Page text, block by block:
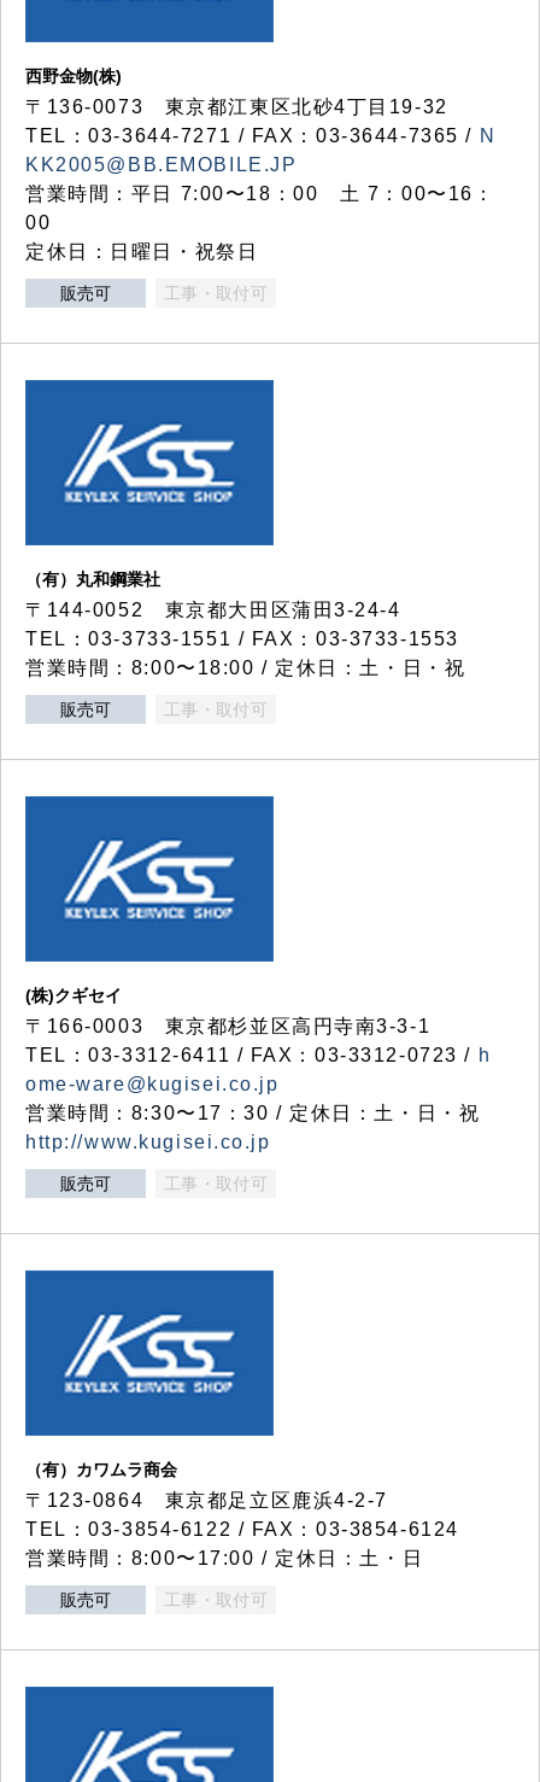
西野金物(株)
〒136-0073 東京都江東区北砂4丁目19-32
TEL：03‐3644‐7271 / FAX：03-3644-7365 / N
KK2005@BB.EMOBILE.JP
営業時間：平日 7:00〜18：00 土 7：00〜16：
00
定休日：日曜日・祝祭日
販売可 工事・取付可
（有）丸和鋼業社
〒144-0052 東京都大田区蒲田3-24-4
TEL：03-3733-1551 / FAX：03-3733-1553
営業時間：8:00〜18:00 / 定休日：土・日・祝
販売可 工事・取付可
(株)クギセイ
〒166-0003 東京都杉並区高円寺南3-3-1
TEL：03-3312-6411 / FAX：03-3312-0723 / h
ome-ware@kugisei.co.jp
営業時間：8:30〜17：30 / 定休日：土・日・祝
http://www.kugisei.co.jp
販売可 工事・取付可
（有）カワムラ商会
〒123-0864 東京都足立区鹿浜4-2-7
TEL：03-3854-6122 / FAX：03-3854-6124
営業時間：8:00〜17:00 / 定休日：土・日
販売可 工事・取付可